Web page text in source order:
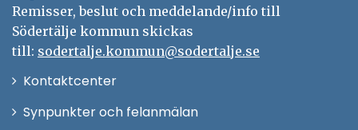
Remisser, beslut och meddelande/info till
Södertälje kommun skickas
till: sodertalje.kommun@sodertalje.se
KontaktcenterÖppna
Synpunkter och felanmälan